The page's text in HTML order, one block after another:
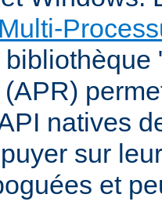
natives
sur
et